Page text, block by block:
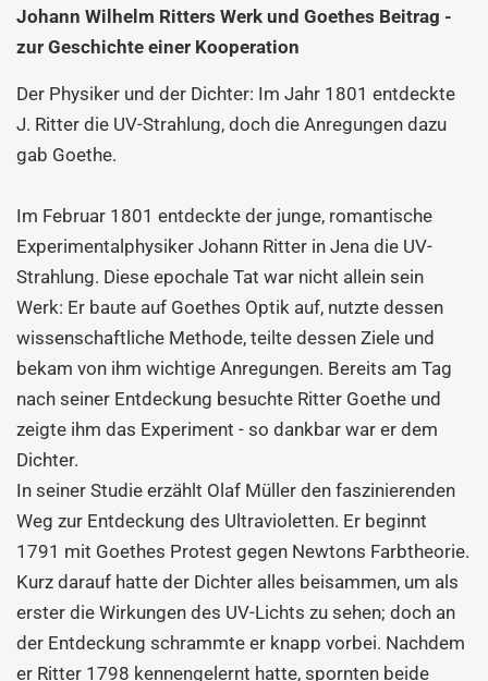
Johann Wilhelm Ritters Werk und Goethes Beitrag -
zur Geschichte einer Kooperation
Der Physiker und der Dichter: Im Jahr 1801 entdeckte
J. Ritter die UV-Strahlung, doch die Anregungen dazu
gab Goethe.
Im Februar 1801 entdeckte der junge, romantische
Experimentalphysiker Johann Ritter in Jena die UV-
Strahlung. Diese epochale Tat war nicht allein sein
Werk: Er baute auf Goethes Optik auf, nutzte dessen
wissenschaftliche Methode, teilte dessen Ziele und
bekam von ihm wichtige Anregungen. Bereits am Tag
nach seiner Entdeckung besuchte Ritter Goethe und
zeigte ihm das Experiment - so dankbar war er dem
Dichter.
In seiner Studie erzählt Olaf Müller den faszinierenden
Weg zur Entdeckung des Ultravioletten. Er beginnt
1791 mit Goethes Protest gegen Newtons Farbtheorie.
Kurz darauf hatte der Dichter alles beisammen, um als
erster die Wirkungen des UV-Lichts zu sehen; doch an
der Entdeckung schrammte er knapp vorbei. Nachdem
er Ritter 1798 kennengelernt hatte, spornten beide